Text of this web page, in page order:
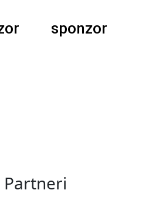
sponzor
Partneri